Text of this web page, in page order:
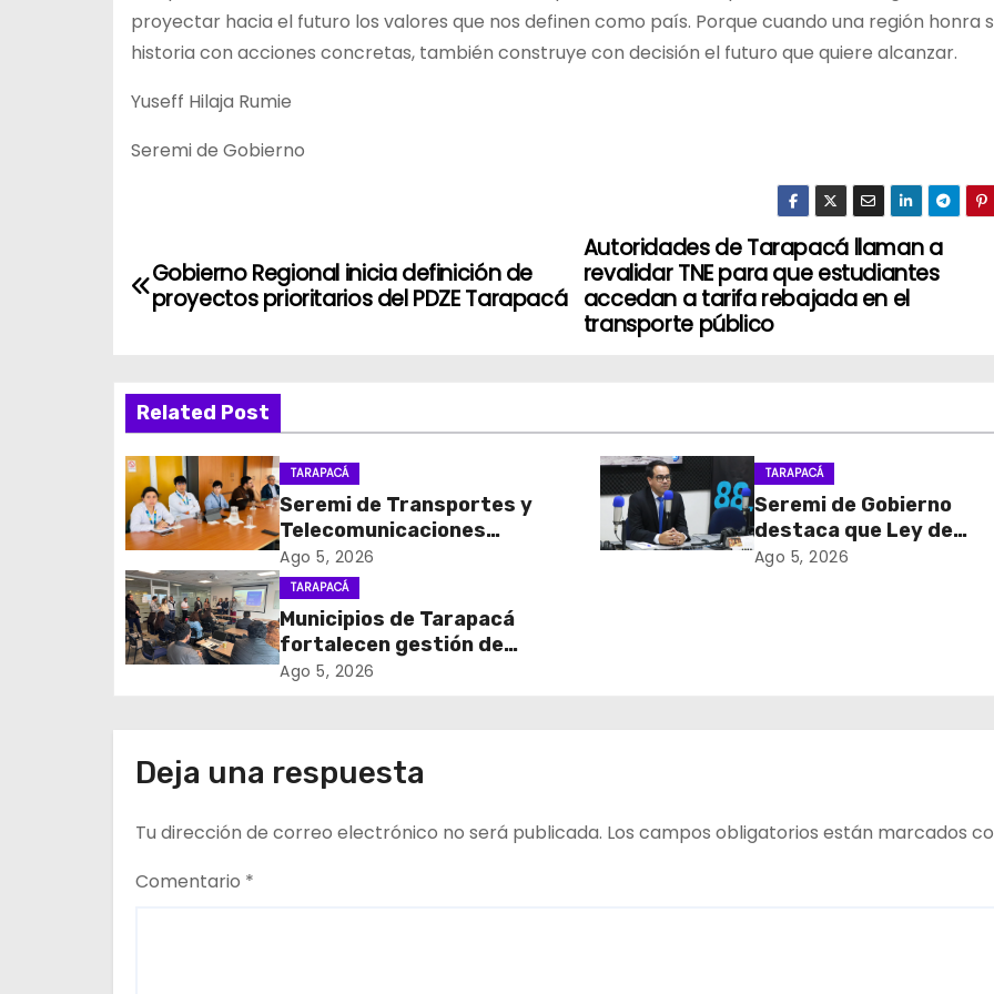
proyectar hacia el futuro los valores que nos definen como país. Porque cuando una región honra
historia con acciones concretas, también construye con decisión el futuro que quiere alcanzar.
Yuseff Hilaja Rumie
Seremi de Gobierno
N
a
e
g
a
c
i
ó
n
e
e
Autoridades de Tarapacá llaman a
revalidar TNE para que estudiantes
accedan a tarifa rebajada en el
transporte público
Gobierno Regional inicia definición de
proyectos prioritarios del PDZE Tarapacá
Related Post
TARAPACÁ
Seremi de Transportes y
Telecomunicaciones
encabezó primera mesa de
coordinación para el retiro
de cables en desuso en
Iquique
Ago 5, 2026
TARAPACÁ
Seremi de Gobierno
destaca que Ley de
Reconstrucción
Ago 5, 2026
TARAPACÁ
Municipios de Tarapacá
fortalecen gestión de
subsidios de agua potable
Ago 5, 2026
Deja una respuesta
Tu dirección de correo electrónico no será publicada. Los campos obligatorios están marcados
Comentario *